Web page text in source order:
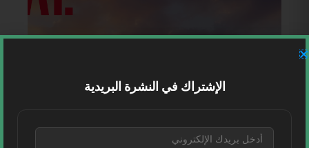
الإشتراك في النشرة البريدية